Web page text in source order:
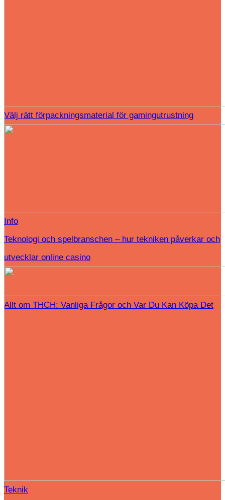
Välj rätt förpackningsmaterial för gamingutrustning
Allt om THCH: Vanliga Frågor och Var Du Kan Köpa Det
Info
Teknologi och spelbranschen – hur tekniken påverkar och
utvecklar online casino
Teknik